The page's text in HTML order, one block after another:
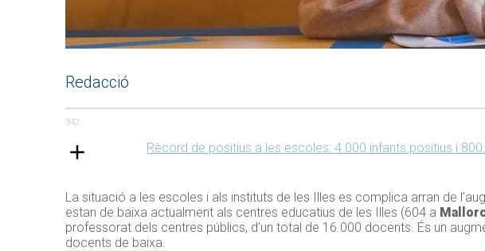
Redacció
342
Rècord de positius a les escoles: 4.000 infants positius i
La situació a les escoles i als instituts de les Illes es complica arran de
estan de baixa actualment als centres educatius de les Illes (604 a
professorat dels centres públics, d’un total de 16.000 docents. És un
docents de baixa.